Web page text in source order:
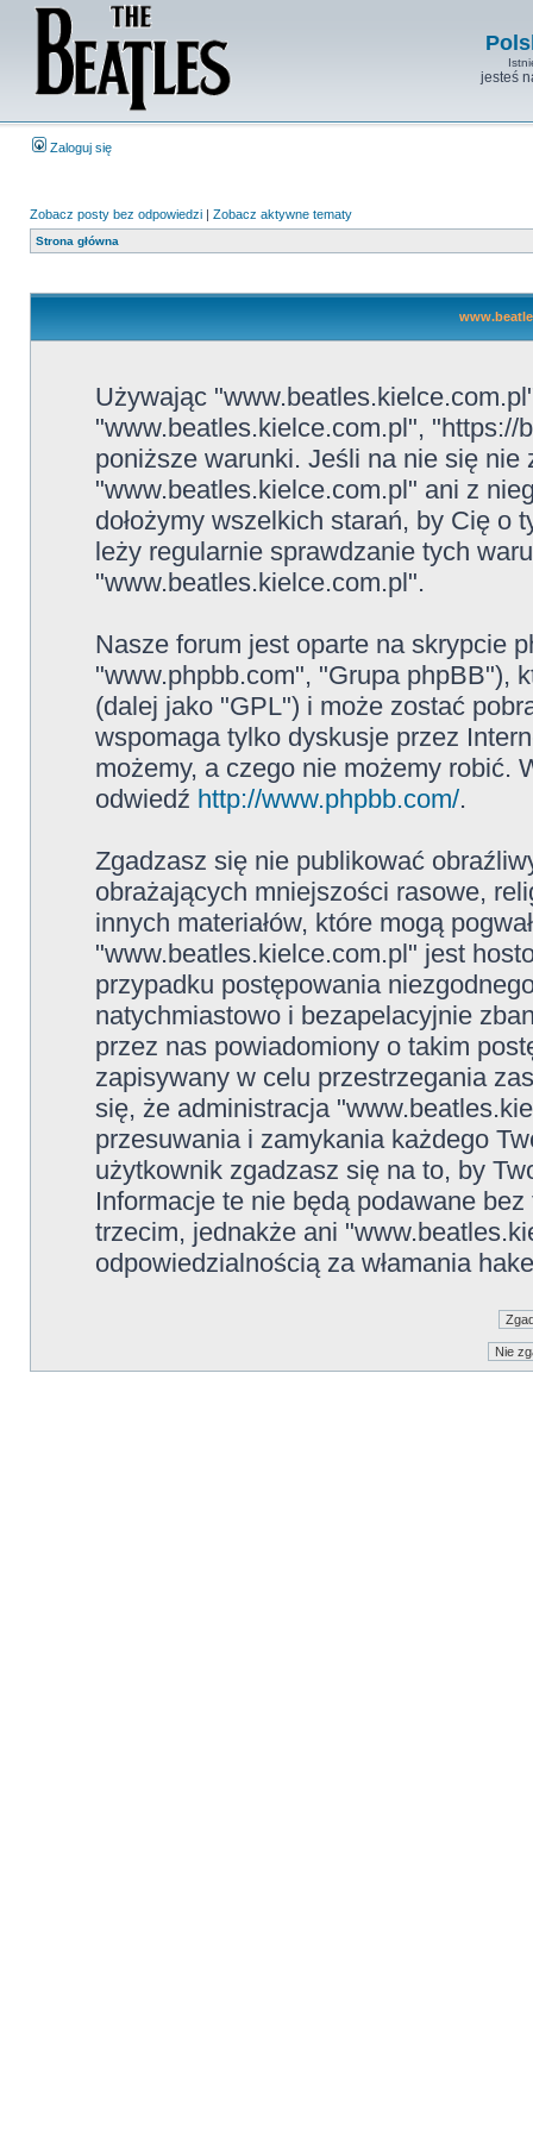
jesteś
Zaloguj się
Zobacz posty bez odpowiedzi | Zobacz aktywne tematy
Strona główna
Używając
"www.beatles.kielce.com.pl",
poniższe warunki. Jeśli na nie się
"www.beatles.kielce.com.pl" ani z
dołożymy wszelkich starań, by Cię o
leży regularnie sprawdzanie tych
"www.beatles.kielce.com.pl".
Nasze forum jest oparte na skrypcie
"www.phpbb.com", "Grupa phpBB"),
(dalej jako "GPL") i może zostać
wspomaga tylko dyskusje przez
możemy, a czego nie możemy robić.
odwiedź http://www.phpbb.com/.
Zgadzasz się nie publikować
obrażających mniejszości rasowe,
innych materiałów, które mogą
"www.beatles.kielce.com.pl" jest
przypadku postępowania
natychmiastowo i bezapelacyjnie
przez nas powiadomiony o takim
zapisywany w celu przestrzegania
się, że administracja
przesuwania i zamykania każdego
użytkownik zgadzasz się na to, by
Informacje te nie będą podawane
trzecim, jednakże ani
odpowiedzialnością za włamania